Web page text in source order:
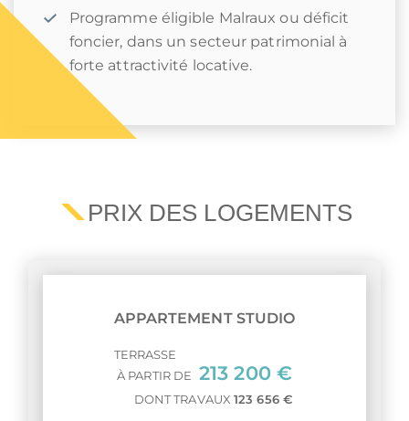
Programme éligible Malraux ou déficit
foncier, dans un secteur patrimonial à
forte attractivité locative.
PRIX DES LOGEMENTS
APPARTEMENT STUDIO
TERRASSE
À PARTIR DE
213 200 €
DONT TRAVAUX123 656 €